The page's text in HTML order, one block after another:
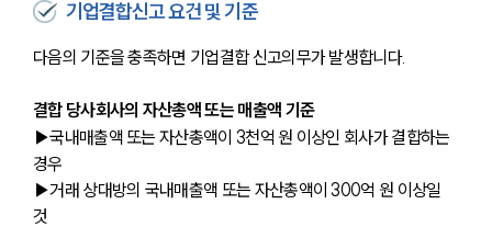
기업결합신고 요건 및 기준
다음의 기준을 충족하면 기업결합 신고의무가 발생합니다.
결합 당사회사의 자산총액 또는 매출액 기준
▶국내매출액 또는 자산총액이 3천억 원 이상인 회사가 결합하는
경우
▶거래 상대방의 국내매출액 또는 자산총액이 300억 원 이상일
것